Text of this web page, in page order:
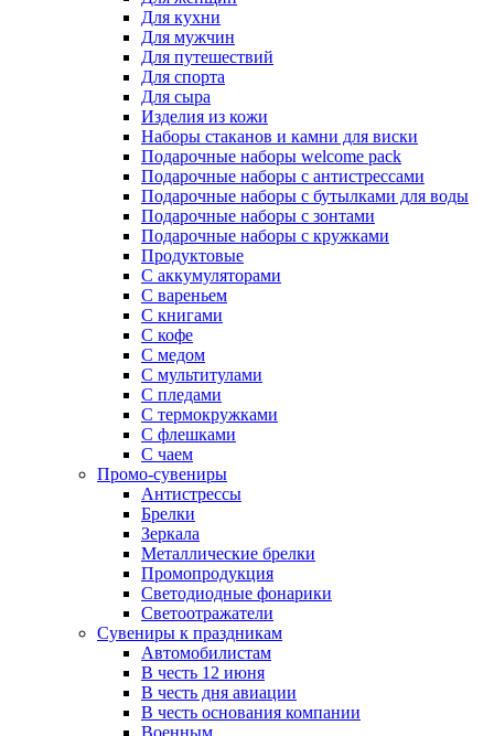
Для кухни
Для мужчин
Для путешествий
Для спорта
Для сыра
Изделия из кожи
Наборы стаканов и камни для виски
Подарочные наборы welcome pack
Подарочные наборы с антистрессами
Подарочные наборы с бутылками для воды
Подарочные наборы с зонтами
Подарочные наборы с кружками
Продуктовые
С аккумуляторами
С вареньем
С книгами
С кофе
С медом
С мультитулами
С пледами
С термокружками
С флешками
С чаем
Промо-сувениры
Антистрессы
Брелки
Зеркала
Металлические брелки
Промопродукция
Светодиодные фонарики
Светоотражатели
Сувениры к праздникам
Автомобилистам
В честь 12 июня
В честь дня авиации
В честь основания компании
Военным